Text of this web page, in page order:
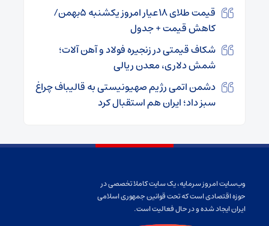
قیمت طلای ۱۸عیار امروز یکشنبه ۵بهمن/
کاهش قیمت + جدول
شکاف قیمتی در زنجیره فولاد و آهن آلات؛
شمش دلاری، معدن ریالی
دشمن اتمی رژیم صهیونیستی به قالیباف چراغ
سبز داد؛ ایران هم استقبال کرد
وب‌سایت امروز سرمایه، یک سایت کاملا تخصصی در
حوزه اقتصادی است که تحت قوانین جمهوری اسلامی
ایران ایجاد شده و در حال فعالیت است.